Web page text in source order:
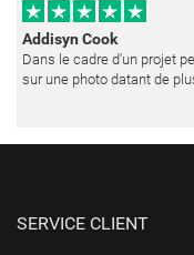
Addisyn Cook
Dans le cadre d'un projet
sur une photo datant de plusieurs années.
SERVICE CLIENT